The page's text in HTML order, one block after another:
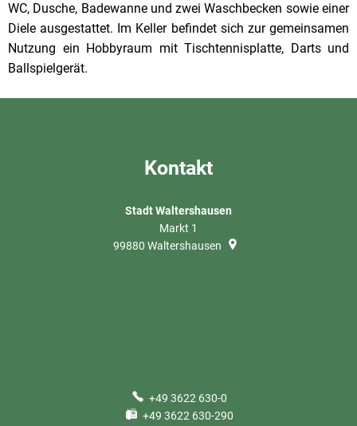
WC, Dusche, Badewanne und zwei Waschbecken sowie einer
Diele ausgestattet. Im Keller befindet sich zur gemeinsamen
Nutzung ein Hobbyraum mit Tischtennisplatte, Darts und
Ballspielgerät.
Kontakt
Stadt Waltershausen
Markt 1
99880 Waltershausen
+49 3622 630-0
+49 3622 630-290